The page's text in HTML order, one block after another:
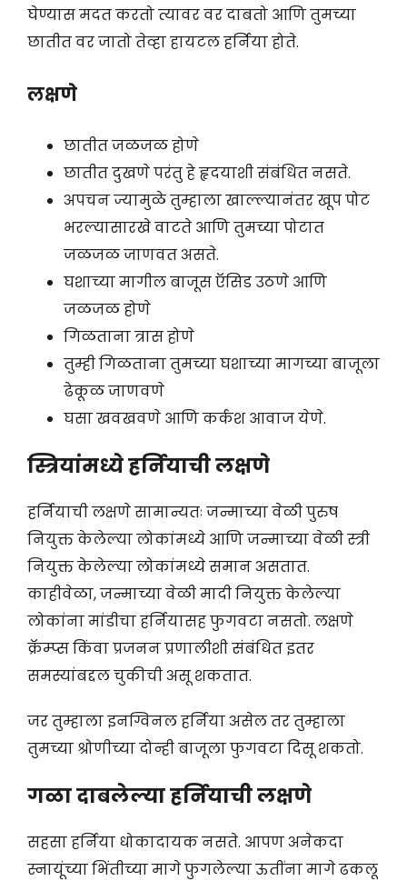
घेण्यास मदत करतो त्यावर वर दाबतो आणि तुमच्या
छातीत वर जातो तेव्हा हायटल हर्निया होते.
लक्षणे
छातीत जळजळ होणे
छातीत दुखणे परंतु हे हृदयाशी संबंधित नसते.
अपचन ज्यामुळे तुम्हाला खाल्ल्यानंतर खूप पोट
भरल्यासारखे वाटते आणि तुमच्या पोटात
जळजळ जाणवत असते.
घशाच्या मागील बाजूस ऍसिड उठणे आणि
जळजळ होणे
गिळताना त्रास होणे
तुम्ही गिळताना तुमच्या घशाच्या मागच्या बाजूला
ढेकूळ जाणवणे
घसा खवखवणे आणि कर्कश आवाज येणे.
स्त्रियांमध्ये हर्नियाची लक्षणे
हर्नियाची लक्षणे सामान्यतः जन्माच्या वेळी पुरुष
नियुक्त केलेल्या लोकांमध्ये आणि जन्माच्या वेळी स्त्री
नियुक्त केलेल्या लोकांमध्ये समान असतात.
काहीवेळा, जन्माच्या वेळी मादी नियुक्त केलेल्या
लोकांना मांडीचा हर्नियासह फुगवटा नसतो. लक्षणे
क्रॅम्प्स किंवा प्रजनन प्रणालीशी संबंधित इतर
समस्यांबद्दल चुकीची असू शकतात.
जर तुम्हाला इनग्विनल हर्निया असेल तर तुम्हाला
तुमच्या श्रोणीच्या दोन्ही बाजूला फुगवटा दिसू शकतो.
गळा दाबलेल्या हर्नियाची लक्षणे
सहसा हर्निया धोकादायक नसते. आपण अनेकदा
स्नायूंच्या भिंतीच्या मागे फुगलेल्या ऊतींना मागे ढकलू